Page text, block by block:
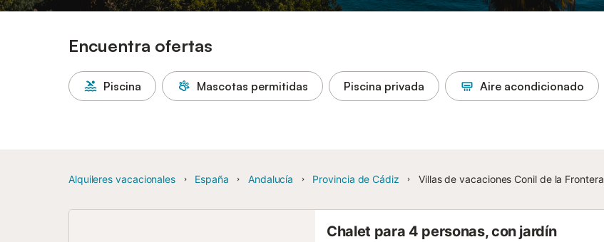
Encuentra ofertas
Piscina Mascotas permitidas Piscina privada Aire acondicionado
Alquileres vacacionales España Andalucía Provincia de Cádiz Villas de vacaciones Conil de la Frontera
Chalet para 4 personas, con jardín